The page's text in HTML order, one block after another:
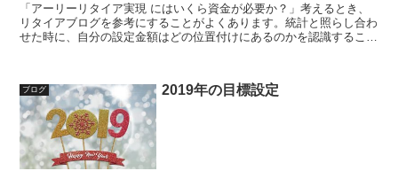
「アーリーリタイア実現 にはいくら資金が必要か？」考えるとき、
リタイアブログを参考にすることがよくあります。統計と照らし合わ
せた時に、自分の設定金額はどの位置付けにあるのかを認識すること
ブログ 2019年の目標設定